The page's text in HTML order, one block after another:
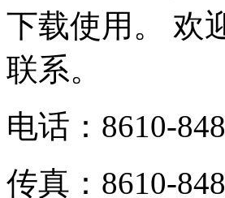
下载使用。 欢
联系。
电话：8610-
传真：8610-